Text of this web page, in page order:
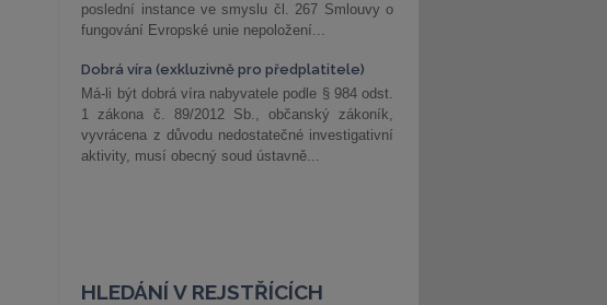
poslední instance ve smyslu čl. 267 Smlouvy o
fungování Evropské unie nepoložení...
Dobrá víra (exkluzivně pro předplatitele)
Má-li být dobrá víra nabyvatele podle § 984 odst.
1 zákona č. 89/2012 Sb., občanský zákoník,
vyvrácena z důvodu nedostatečné investigativní
aktivity, musí obecný soud ústavně...
HLEDÁNÍ V REJSTŘÍCÍCH